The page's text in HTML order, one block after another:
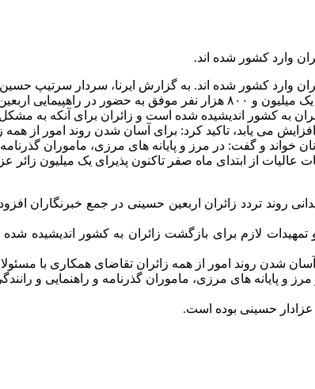
300 هزار زائر اربعین حسینی از طریق مرز مهران وارد کشور شده‌ اند. به گزارش ایرنا،
به کشور اندیشیده شده است و زائران برای آنکه به
می یابد، تاکید کرد: برای آسان شدن روند امور از
خواند و گفت: در مرز و پایانه های مرزی، ماموران
از ابتدای ماه صفر تاکنون پذیرای یک میلیون زائر
تدابیر و تمهیدات لازم برای بازگشت زائران به کشور
شدن روند امور از همه زائران تقاضای همکاری با
و پایانه های مرزی، ماموران گذرنامه و راهنمایی و
عزادار حسینی بوده است.